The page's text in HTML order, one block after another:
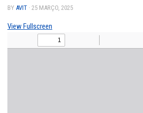
BY AVIT · 25 MARÇO, 2025
View Fullscreen